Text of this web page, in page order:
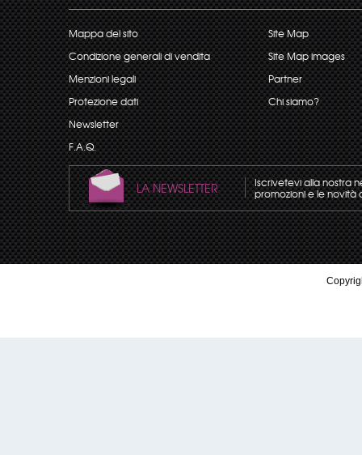
Mappa del sito
Condizione generali di vendita
Menzioni legali
Protezione dati
Newsletter
F.A.Q.
Site Map
Site Map images
Partner
Chi siamo?
LA NEWSLETTER Iscrivetevi alla nostra
promozioni e le novità